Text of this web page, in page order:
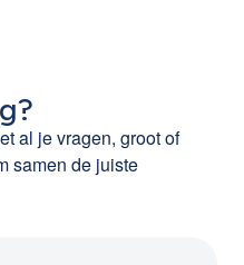
al je vragen, groot of
samen de juiste